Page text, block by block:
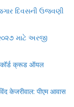
દિવસની ઉજવણી
માટે અરજી
क्रूड ऑयल
केजरीवाल: पीएम आवास